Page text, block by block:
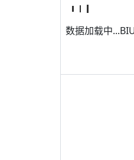
数据加载中